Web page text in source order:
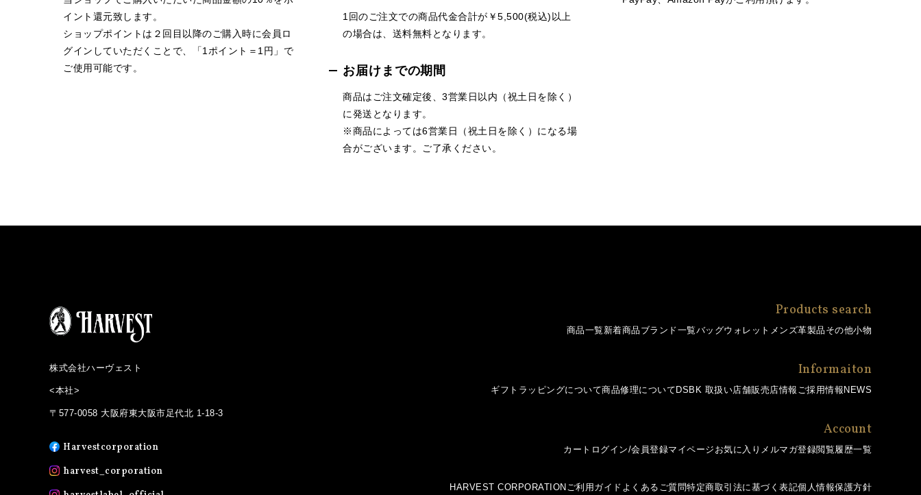
イント還元致します。
ショップポイントは２回目以降のご購入時に会員ロ
グインしていただくことで、「1ポイント＝1円」で
ご使用可能です。
1回のご注文での商品代金合計が￥5,500(税込)以上
の場合は、送料無料となります。
お届けまでの期間
商品はご注文確定後、3営業日以内（祝土日を除く）
に発送となります。
※商品によっては6営業日（祝土日を除く）になる場
合がございます。ご了承ください。
株式会社ハーヴェスト
<本社>
〒577-0058 大阪府東大阪市足代北 1-18-3
Harvestcorporation
harvest_corporation
Products search
商品一覧 新着商品 ブランド一覧バッグウォレット メンズ革製品 その他小物
Informaiton
ギフトラッピングについて商品修理について DSBK 取扱い店舗販売店情報 ご採用情報 NEWS
Account
カート ログイン/会員登録マイページ お気に入り メルマガ登録閲覧履歴一覧
HARVEST CORPORATION ご利用ガイド よくあるご質問特定商取引法に基づく表記個人情報保護方針